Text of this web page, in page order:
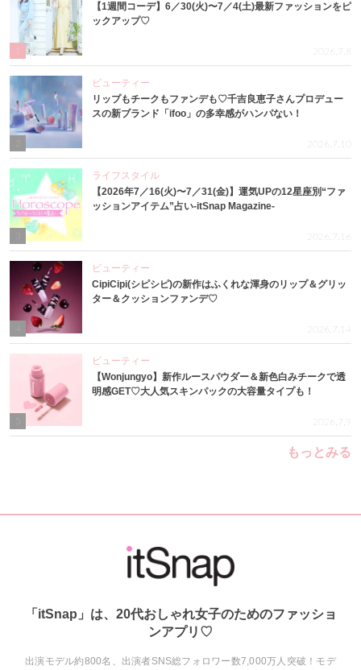
【1週間コーデ】6／30(火)〜7／4(土)最新ファッションをピ
ックアップ♡
2026.7.8
ビューティー
リップもチークもファンデも♡千吉良恵子さんプロデュー
スの新ブランド「ifoo」の多幸感がハンパない！
2026.7.10
3
ライフスタイル
【2026年7／16(火)〜7／31(金)】運気UPの12星座別“ファ
ッションアイテム”占い-itSnap Magazine-
2026.7.16
4
ビューティー
CipiCipi(シピシピ)の新作はふくれな渾身のリップ＆グリッ
ター＆クッションファンデ♡
2026.7.14
ビューティー
【Wonjungyo】新作ルースパウダー＆新色白みチークで透
明感GET♡大人気スキンパックの大容量タイプも！
2026.7.9
もっとみる
「itSnap」は、20代おしゃれ女子のためのファッショ
ンアプリ♡
出演モデル約800名、出演者SNS総フォロワー数7,000万人突破！モデ